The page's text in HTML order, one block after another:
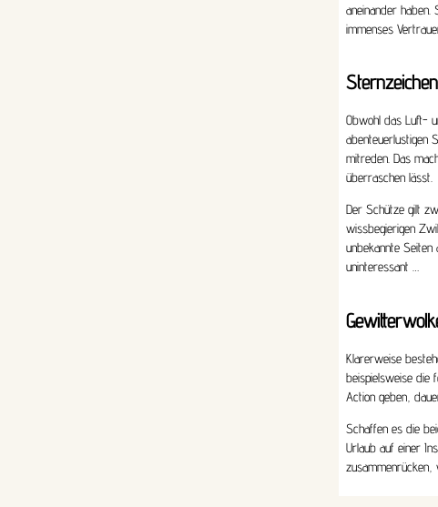
aneinander
immenses
Obwohl das Luft-
abenteuerlustigen
mitreden. Das
überraschen lässt.
Der Schütze gilt
wissbegierigen
unbekannte
uninteressant …
Klarerweise
beispielsweise die
Action geben,
Schaffen es die
Urlaub auf einer
zusammenrücken,